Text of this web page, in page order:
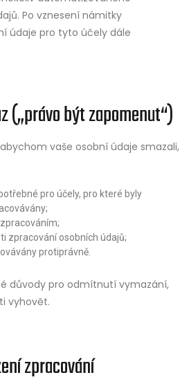
Po vznesení námitky
údaje pro tyto účely dále
(„právo být zapomenut“)
vaše osobní údaje smazali,
pro účely, pro které byly
zpracování osobních údajů;
protiprávně.
důvody pro odmítnutí vymazání,
vyhovět.
zpracování